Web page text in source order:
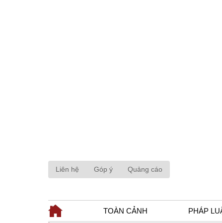
Liên hệ Góp ý Quảng cáo
TOÀN CẢNH PHÁP